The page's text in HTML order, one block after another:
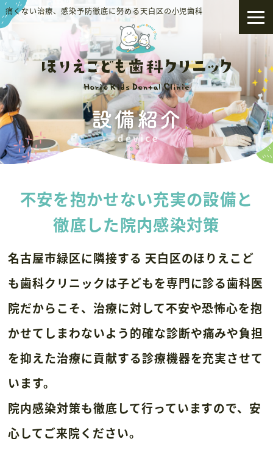
痛くない治療、感染予防徹底に努める天白区の小児歯科
不安を抱かせない充実の設備と
徹底した院内感染対策
名古屋市緑区に隣接する 天白区のほりえこど
も歯科クリニックは子どもを専門に診る歯科医
院だからこそ、治療に対して不安や恐怖心を抱
かせてしまわないよう的確な診断や痛みや負担
を抑えた治療に貢献する診療機器を充実させて
います。
院内感染対策も徹底して行っていますので、安
心してご来院ください。